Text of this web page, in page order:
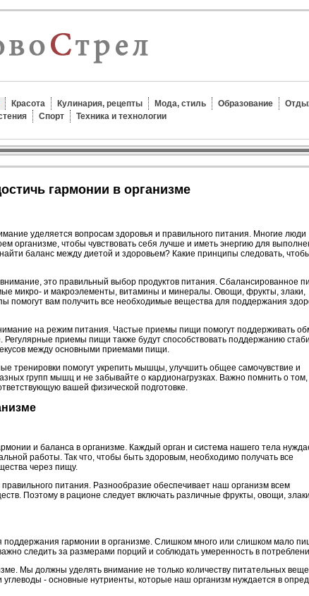
Красота Кулинария, рецепты Мода, стиль Образование
Спорт Техника и технологии
гармонии в организме
уделяется вопросам здоровья и правильного питания. Многие люди
организме, чтобы чувствовать себя лучше и иметь энергию для
баланс между диетой и здоровьем? Какие принципы следовать,
это правильный выбор продуктов питания. Сбалансированное
микро- и макроэлементы, витамины и минералы. Овощи, фрукты, злаки,
вам получить все необходимые вещества для поддержания
на режим питания. Частые приемы пищи помогут поддерживать
приемы пищи также будут способствовать поддержанию
между основными приемами пищи.
тренировки помогут укрепить мышцы, улучшить общее самочувствие и
групп мышц и не забывайте о кардионагрузках. Важно помнить о том,
вашей физической подготовке.
и баланса в организме. Каждый орган и система нашего тела
работы. Так что, чтобы быть здоровым, необходимо получать все
через пищу.
питания. Разнообразие обеспечивает наш организм всем
Поэтому в рационе следует включать различные фрукты, овощи, злаки,
поддержания гармонии в организме. Слишком много или слишком мало
следить за размерами порций и соблюдать умеренность в
Мы должны уделять внимание не только количеству питательных
- основные нутриенты, которые наш организм нуждается в